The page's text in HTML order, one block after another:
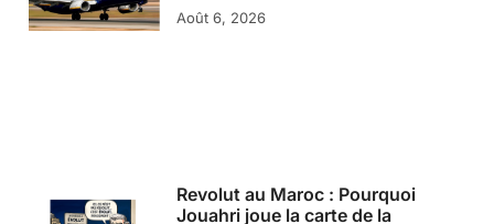
Août 6, 2026
Revolut au Maroc : Pourquoi
Jouahri joue la carte de la